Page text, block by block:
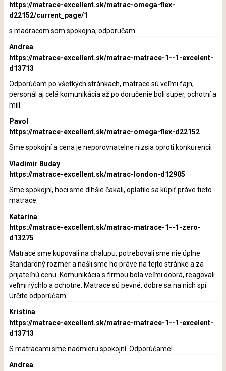
https://matrace-excellent.sk/matrac-omega-flex-
d22152/current_page/1
s madracom som spokojna, odporučam
Andrea
https://matrace-excellent.sk/matrac-matrace-1--1-excelent-
d13713
Odporúčam po všetkých stránkach, matrace sú veľmi fajn,
personál aj celá komunikácia až po doručenie boli super, ochotní a
milí.
Pavol
https://matrace-excellent.sk/matrac-omega-flex-d22152
Sme spokojní a cena je neporovnatelne nizsia oproti konkurencii
Vladimir Buday
https://matrace-excellent.sk/matrac-london-d12905
Sme spokojní, hoci sme dlhšie čakali, oplatilo sa kúpiť práve tieto
matrace.
Katarína
https://matrace-excellent.sk/matrac-matrace-1--1-zero-
d13275
Matrace sme kupovali na chalupu, potrebovali sme nie úplne
štandardný rozmer a našli sme ho práve na tejto stránke a za
prijateľnú cenu. Komunikácia s firmou bola veľmi dobrá, reagovali
veľmi rýchlo a ochotne. Matrace sú pevné, dobre sa na nich spí.
Určite odporúčam.
Kristina
https://matrace-excellent.sk/matrac-matrace-1--1-excelent-
d13713
S matracami sme nadmieru spokojní. Odporúčame!
Andrea